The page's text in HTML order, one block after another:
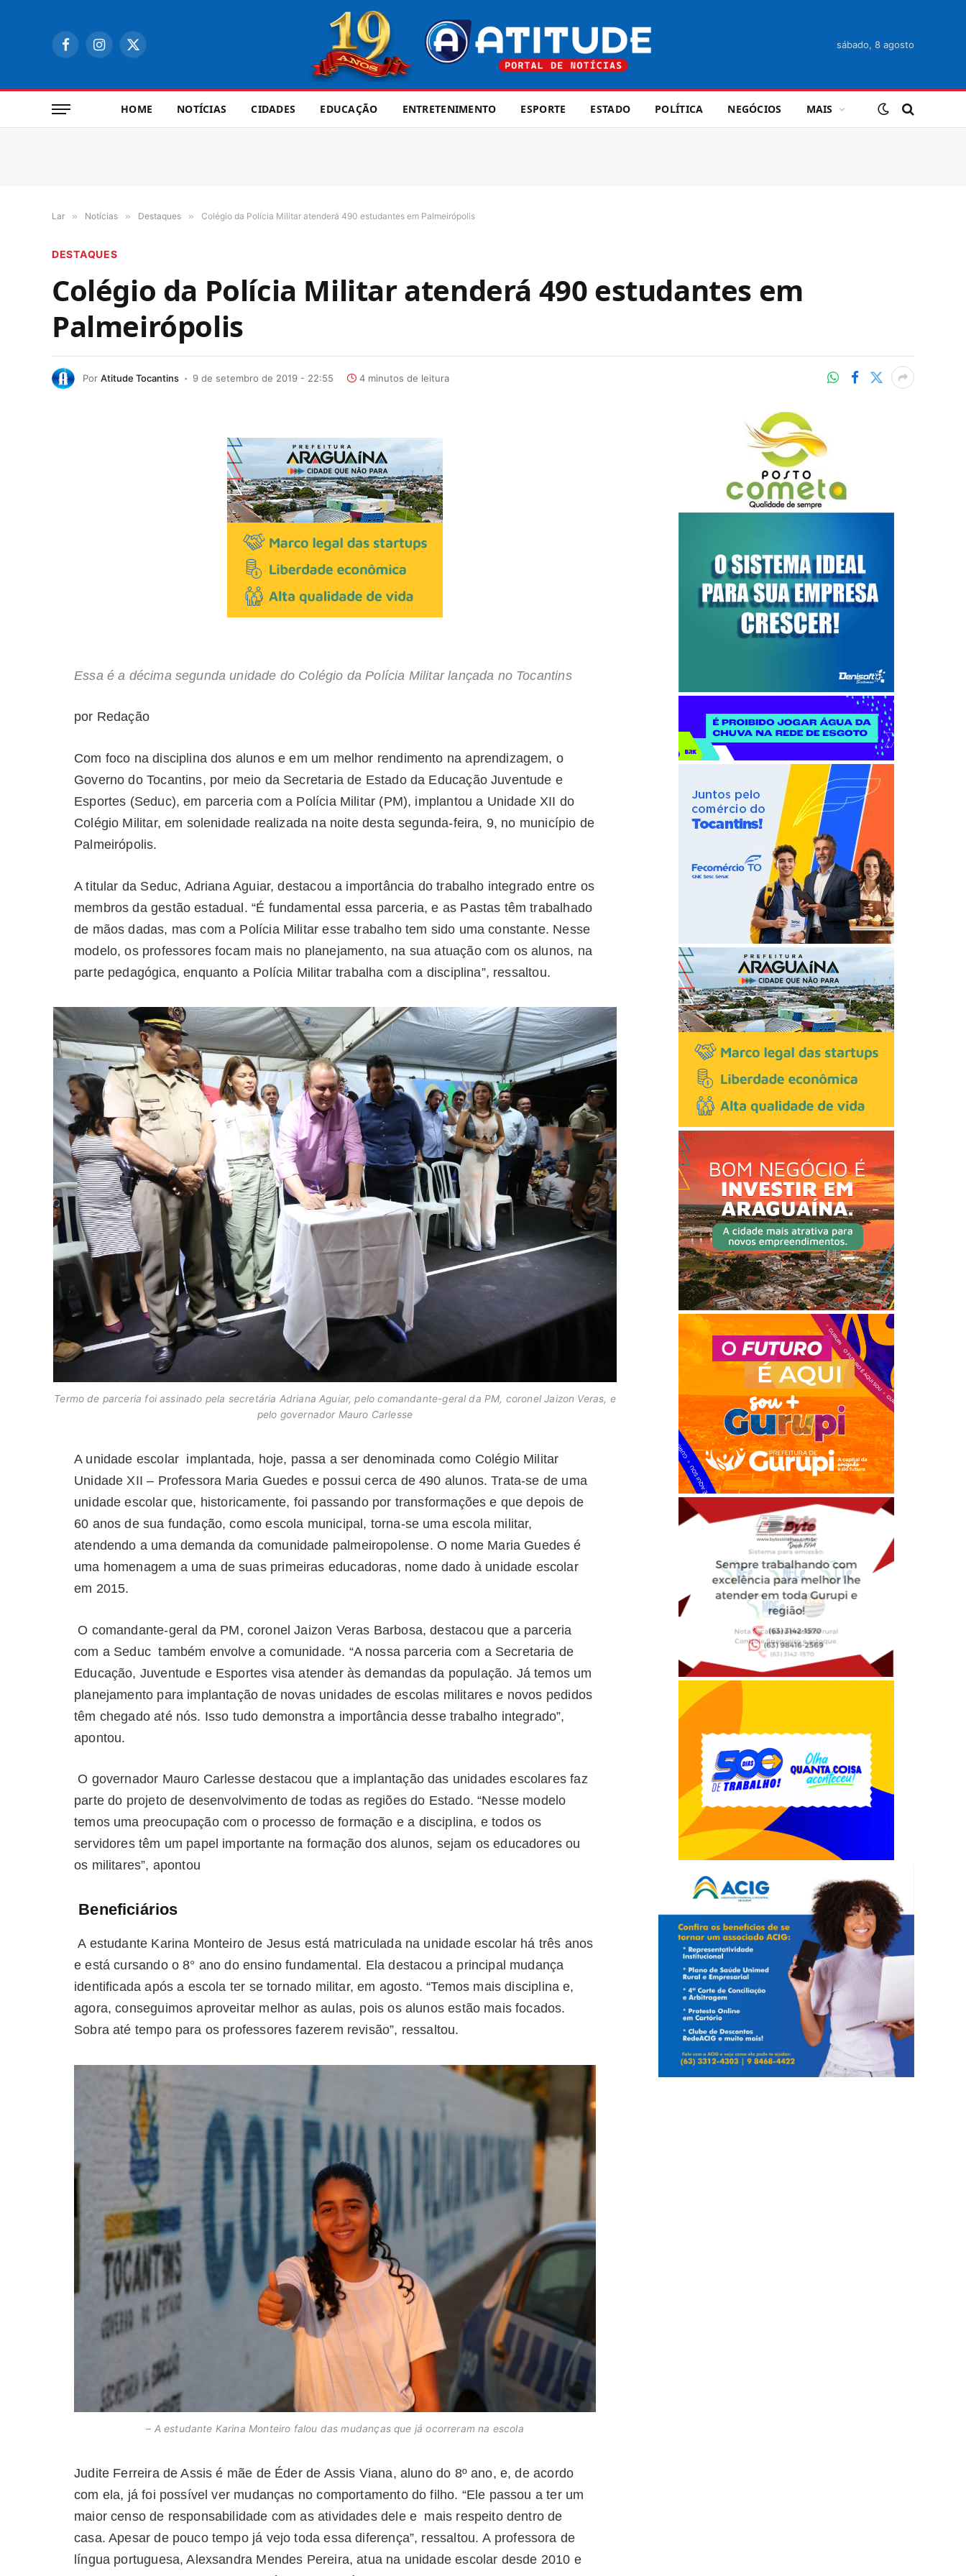
FacebookInstagram
X
sábado, 8 agosto
HOME NOTÍCIAS CIDADES EDUCAÇÃO ENTRETENIMENTO ESPORTE ESTADO POLÍTICA NEGÓCIOS MAIS
Lar » Notícias » Destaques » Colégio da Polícia Militar atenderá 490 estudantes em Palmeirópolis
DESTAQUES
Colégio da Polícia Militar atenderá 490 estudantes em
Palmeirópolis
Por Atitude Tocantins 9 de setembro de 2019 - 22:55 4 minutos de leitura
Essa é a décima segunda unidade do Colégio da Polícia Militar lançada no Tocantins
por Redação
Com foco na disciplina dos alunos e em um melhor rendimento na aprendizagem, o
Governo do Tocantins, por meio da Secretaria de Estado da Educação Juventude e
Esportes (Seduc), em parceria com a Polícia Militar (PM), implantou a Unidade XII do
Colégio Militar, em solenidade realizada na noite desta segunda-feira, 9, no município de
Palmeirópolis.
A titular da Seduc, Adriana Aguiar, destacou a importância do trabalho integrado entre os
membros da gestão estadual. “É fundamental essa parceria, e as Pastas têm trabalhado
de mãos dadas, mas com a Polícia Militar esse trabalho tem sido uma constante. Nesse
modelo, os professores focam mais no planejamento, na sua atuação com os alunos, na
parte pedagógica, enquanto a Polícia Militar trabalha com a disciplina”, ressaltou.
Termo de parceria foi assinado pela secretária Adriana Aguiar, pelo comandante-geral da PM, coronel Jaizon Veras, e
pelo governador Mauro Carlesse
A unidade escolar implantada, hoje, passa a ser denominada como Colégio Militar
Unidade XII – Professora Maria Guedes e possui cerca de 490 alunos. Trata-se de uma
unidade escolar que, historicamente, foi passando por transformações e que depois de
60 anos de sua fundação, como escola municipal, torna-se uma escola militar,
atendendo a uma demanda da comunidade palmeiropolense. O nome Maria Guedes é
uma homenagem a uma de suas primeiras educadoras, nome dado à unidade escolar
em 2015.
O comandante-geral da PM, coronel Jaizon Veras Barbosa, destacou que a parceria
com a Seduc também envolve a comunidade. “A nossa parceria com a Secretaria de
Educação, Juventude e Esportes visa atender às demandas da população. Já temos um
planejamento para implantação de novas unidades de escolas militares e novos pedidos
têm chegado até nós. Isso tudo demonstra a importância desse trabalho integrado”,
apontou.
O governador Mauro Carlesse destacou que a implantação das unidades escolares faz
parte do projeto de desenvolvimento de todas as regiões do Estado. “Nesse modelo
temos uma preocupação com o processo de formação e a disciplina, e todos os
servidores têm um papel importante na formação dos alunos, sejam os educadores ou
os militares”, apontou
Beneficiários
A estudante Karina Monteiro de Jesus está matriculada na unidade escolar há três anos
e está cursando o 8° ano do ensino fundamental. Ela destacou a principal mudança
identificada após a escola ter se tornado militar, em agosto. “Temos mais disciplina e,
agora, conseguimos aproveitar melhor as aulas, pois os alunos estão mais focados.
Sobra até tempo para os professores fazerem revisão”, ressaltou.
– A estudante Karina Monteiro falou das mudanças que já ocorreram na escola
Judite Ferreira de Assis é mãe de Éder de Assis Viana, aluno do 8º ano, e, de acordo
com ela, já foi possível ver mudanças no comportamento do filho. “Ele passou a ter um
maior censo de responsabilidade com as atividades dele e mais respeito dentro de
casa. Apesar de pouco tempo já vejo toda essa diferença”, ressaltou. A professora de
língua portuguesa, Alexsandra Mendes Pereira, atua na unidade escolar desde 2010 e